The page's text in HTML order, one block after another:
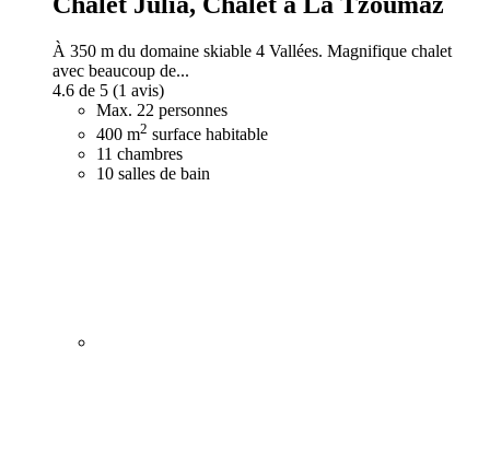
À 350 m du domaine skiable 4 Vallées. Magnifique chalet
avec beaucoup de...
4.6 de 5 (1 avis)
Max. 22 personnes
400 m2 surface habitable
11 chambres
10 salles de bain